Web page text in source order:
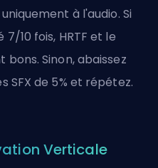
à l'audio. Si
10 fois, HRTF et le
Sinon, abaissez
SFX de 5% et répétez.
Verticale